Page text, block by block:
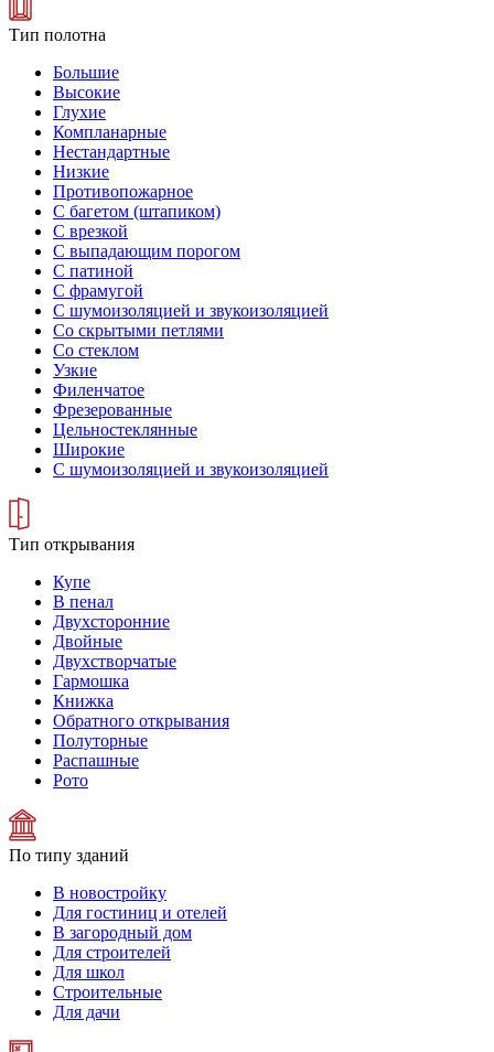
Тип полотна
Большие
Высокие
Глухие
Компланарные
Нестандартные
Низкие
Противопожарное
С багетом (штапиком)
С врезкой
С выпадающим порогом
С патиной
С фрамугой
С шумоизоляцией и звукоизоляцией
Со скрытыми петлями
Со стеклом
Узкие
Филенчатое
Фрезерованные
Цельностеклянные
Широкие
С шумоизоляцией и звукоизоляцией
Тип открывания
Купе
В пенал
Двухсторонние
Двойные
Двухстворчатые
Гармошка
Книжка
Обратного открывания
Полуторные
Распашные
Рото
По типу зданий
В новостройку
Для гостиниц и отелей
В загородный дом
Для строителей
Для школ
Строительные
Для дачи